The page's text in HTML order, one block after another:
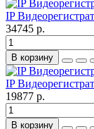
IP
34745 р.
В корзину
IP
19877 р.
В корзину